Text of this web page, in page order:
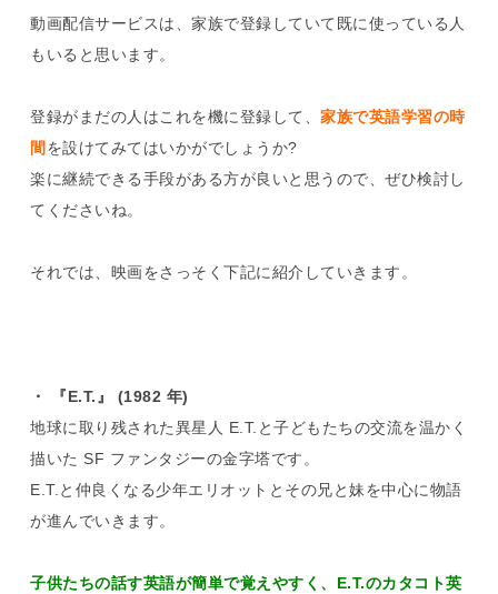
動画配信サービスは、家族で登録していて既に使っている人
もいると思います。
登録がまだの人はこれを機に登録して、家族で英語学習の時
間 を設けてみてはいかがでしょうか?
楽に継続できる手段がある方が良いと思うので、ぜひ検討し
てくださいね。
それでは、映画をさっそく下記に紹介していきます。
・ 『E.T.』 (1982 年)
地球に取り残された異星人 E.T.と子どもたちの交流を温かく
描いた SF ファンタジーの金字塔です。
E.T.と仲良くなる少年エリオットとその兄と妹を中心に物語
が進んでいきます。
子供たちの話す英語が簡単で覚えやすく、E.T.のカタコト英